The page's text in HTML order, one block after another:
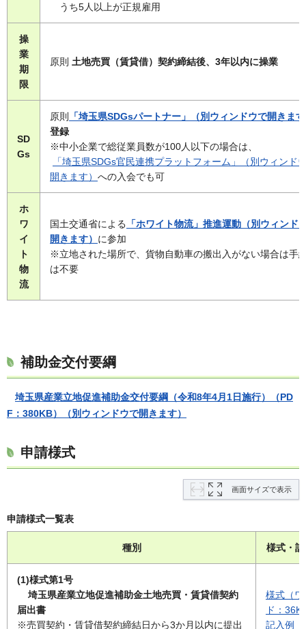
うち5人以上が正規雇用
操
業
期
限
原則 土地売買（賃貸借）契約締結後、3年以内に操業
SD
Gs
原則 「埼玉県SDGsパートナー」（別ウィンドウで開きま
登録
※中小企業で総従業員数が100人以下の場合は、
「埼玉県SDGs官民連携プラットフォーム」（別ウィンド
開きます） への入会でも可
ホ
ワ
イ
ト
物
流
国土交通省による
「ホワイト物流」推進運動（別ウィンド
開きます） に参加
※立地された場所で、貨物自動車の搬出入がない場合は手
は不要
補助金交付要綱
埼玉県産業立地促進補助金交付要綱（令和8年4月1日施行）（PD
F：380KB）（別ウィンドウで開きます）
申請様式
画面サイズで表示
申請様式一覧表
種別 様式・
(1)様式第1号
埼玉県産業立地促進補助金土地売買・賃貸借契約
届出書
※売買契約・賃貸借契約締結日から3か月以内に提出
様式（ワ
ド：
記入例（